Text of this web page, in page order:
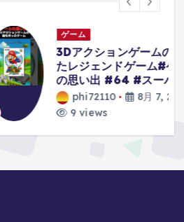
ションゲームの礎を作り上げ
ェンドゲーム#ゲーム #ゲーム
出 #64 #スーパーマリオ64
8月 7, 2026